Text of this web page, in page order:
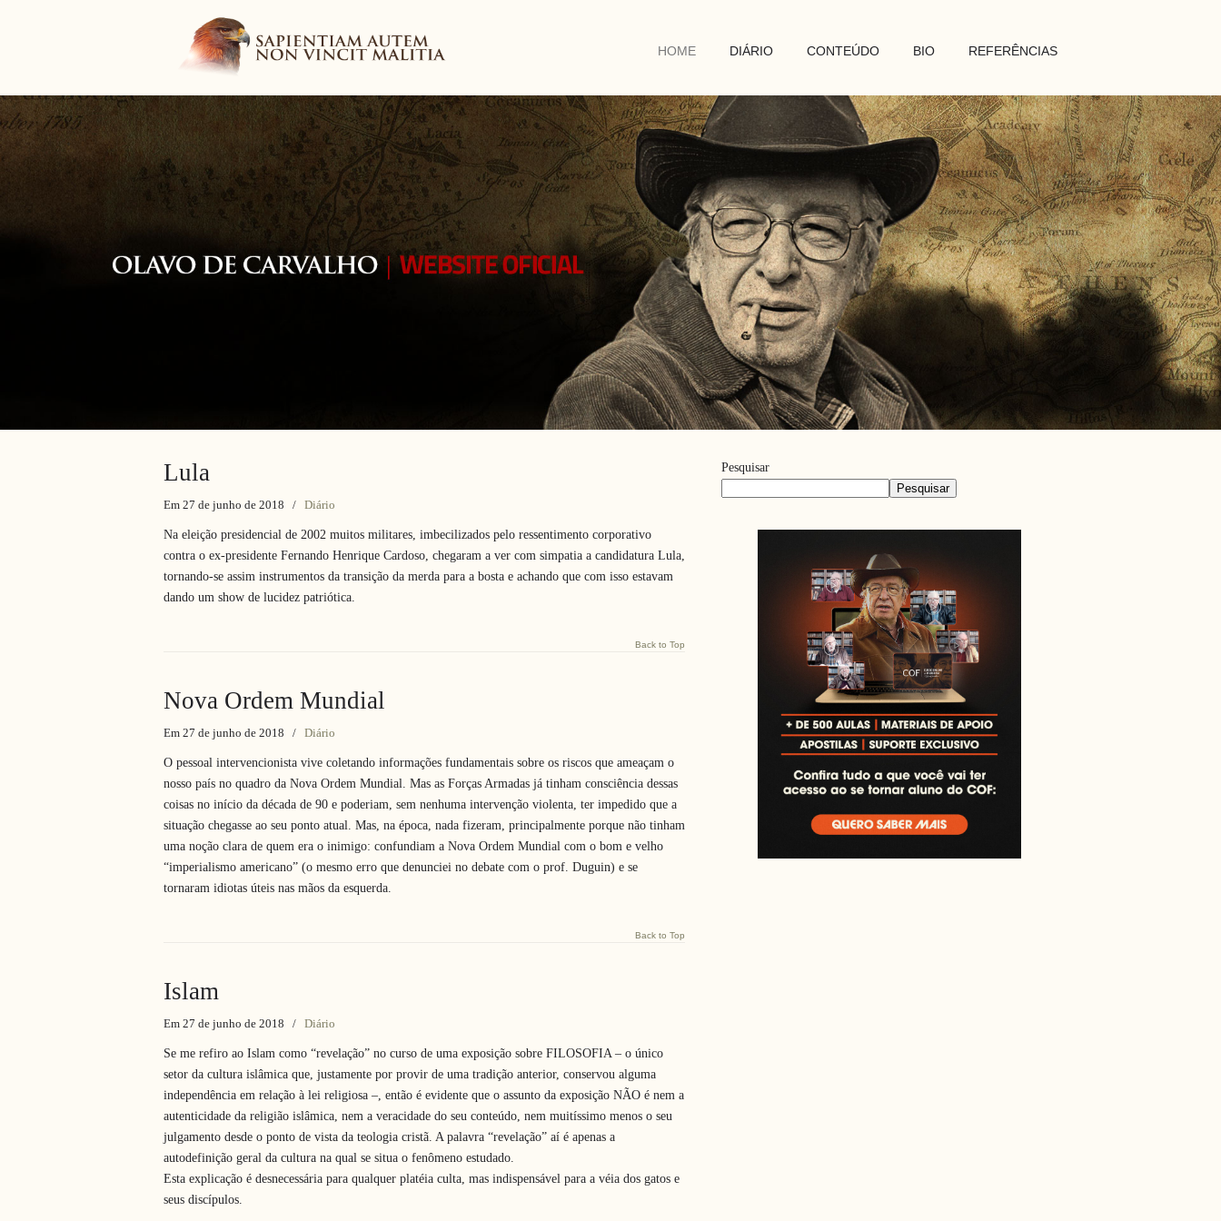
HOME DIÁRIO CONTEÚDO BIO
REFERÊNCIAS
Navigation
Lula
Em 27 de junho de 2018 / Diário
Na eleição presidencial de 2002 muitos militares, imbecilizados pelo ressentimento corporativo
contra o ex-presidente Fernando Henrique Cardoso, chegaram a ver com simpatia a candidatura Lula,
tornando-se assim instrumentos da transição da merda para a bosta e achando que com isso estavam
dando um show de lucidez patriótica.
Back to Top
Nova Ordem Mundial
Em 27 de junho de 2018 / Diário
O pessoal intervencionista vive coletando informações fundamentais sobre os riscos que ameaçam o
nosso país no quadro da Nova Ordem Mundial. Mas as Forças Armadas já tinham consciência dessas
coisas no início da década de 90 e poderiam, sem nenhuma intervenção violenta, ter impedido que a
situação chegasse ao seu ponto atual. Mas, na época, nada fizeram, principalmente porque não tinham
uma noção clara de quem era o inimigo: confundiam a Nova Ordem Mundial com o bom e velho
“imperialismo americano” (o mesmo erro que denunciei no debate com o prof. Duguin) e se
tornaram idiotas úteis nas mãos da esquerda.
Back to Top
Islam
Em 27 de junho de 2018 / Diário
Se me refiro ao Islam como “revelação” no curso de uma exposição sobre FILOSOFIA – o único
setor da cultura islâmica que, justamente por provir de uma tradição anterior, conservou alguma
independência em relação à lei religiosa –, então é evidente que o assunto da exposição NÃO é nem a
autenticidade da religião islâmica, nem a veracidade do seu conteúdo, nem muitíssimo menos o seu
julgamento desde o ponto de vista da teologia cristã. A palavra “revelação” aí é apenas a
autodefinição geral da cultura na qual se situa o fenômeno estudado.
Esta explicação é desnecessária para qualquer platéia culta, mas indispensável para a véia dos gatos e
seus discípulos.
Pesquisar
Pesquisar